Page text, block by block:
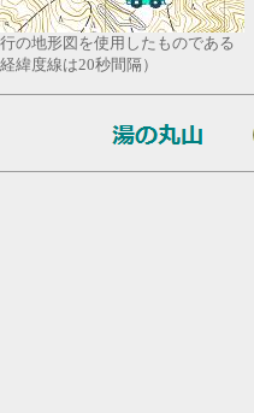
の地形図を使用したものである
秒間隔）